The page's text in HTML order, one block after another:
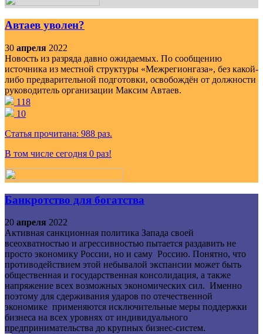
Автаев уволен?
30 апреля 2022
Новость из разряда давно ожидаемых. По сообщению
источника из местной структуры «Межрегионгаза», без какой-
либо предварительной подготовки, освобождён от должности
руководитель организации Максим Автаев.
118
10
Статья прочитана: 988 раз.
В том числе сегодня 0 раз!
Банкротство для богатства
20 апреля 2022
Активная санкционная политика Запада своей
всеохватностью и агрессивностью пытается раздавить не
просто экономику России, но и саму Россию. Понятно, что
противодействием этой небывалой экспансии может быть
общественная и государственная консолидация, а также
напряжение всех возможных экономических сил. Именно
поэтому для сдерживания ударов по отечественной
экономике применяются исключительные меры поддержки
бизнеса на всех уровнях от индивидуального
предпринимательства до крупных бизнес-систем.